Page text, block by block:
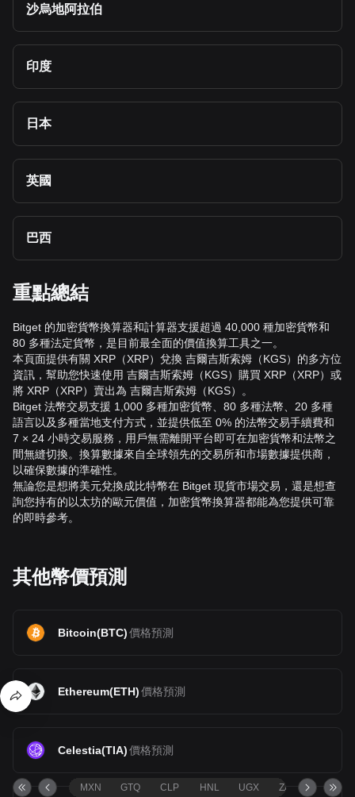
沙烏地阿拉伯
印度
日本
英國
巴西
重點總結
Bitget 的加密貨幣換算器和計算器支援超過 40,000 種加密貨幣和
80 多種法定貨幣，是目前最全面的價值換算工具之一。
本頁面提供有關 XRP（XRP）兌換 吉爾吉斯索姆（KGS）的多方位
資訊，幫助您快速使用 吉爾吉斯索姆（KGS）購買 XRP（XRP）或
將 XRP（XRP）賣出為 吉爾吉斯索姆（KGS）。
Bitget 法幣交易支援 1,000 多種加密貨幣、80 多種法幣、20 多種
語言以及多種當地支付方式，並提供低至 0% 的法幣交易手續費和
7 × 24 小時交易服務，用戶無需離開平台即可在加密貨幣和法幣之
間無縫切換。換算數據來自全球領先的交易所和市場數據提供商，
以確保數據的準確性。
無論您是想將美元兌換成比特幣在 Bitget 現貨市場交易，還是想查
詢您持有的以太坊的歐元價值，加密貨幣換算器都能為您提供可靠
的即時參考。
其他幣價預測
Bitcoin(BTC)價格預測
Ethereum(ETH)價格預測
Celestia(TIA)價格預測
MXN GTQ CLP HNL UGX ZAR TND